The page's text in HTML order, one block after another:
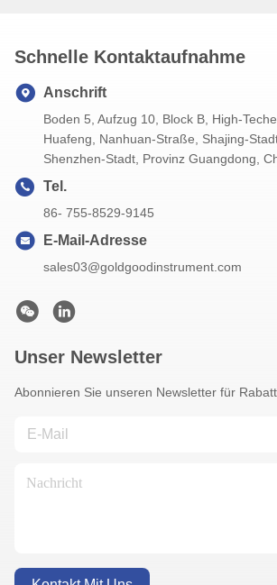
Schnelle Kontaktaufnahme
Anschrift
Boden 5, Aufzug 10, Block B, High-
Huafeng, Nanhuan-Straße, Shajing-
Shenzhen-Stadt, Provinz Guangdong,
Tel.
86- 755-8529-9145
E-Mail-Adresse
sales03@goldgoodinstrument.com
Unser Newsletter
Abonnieren Sie unseren Newsletter für